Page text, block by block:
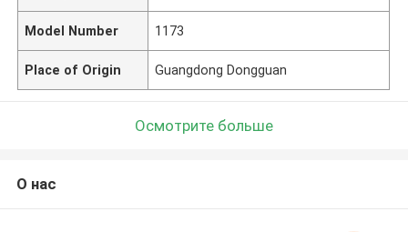
Model Number 1173
Place of Origin Guangdong Dongguan
Осмотрите больше
О нас